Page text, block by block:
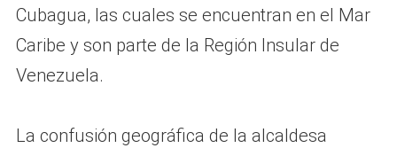
Cubagua, las cuales se encuentran en el Mar
Caribe y son parte de la Región Insular de
Venezuela.
La confusión geográfica de la alcaldesa